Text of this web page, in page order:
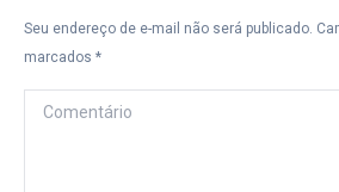
Seu endereço de e-mail não será publicado.
marcados *
Comentário